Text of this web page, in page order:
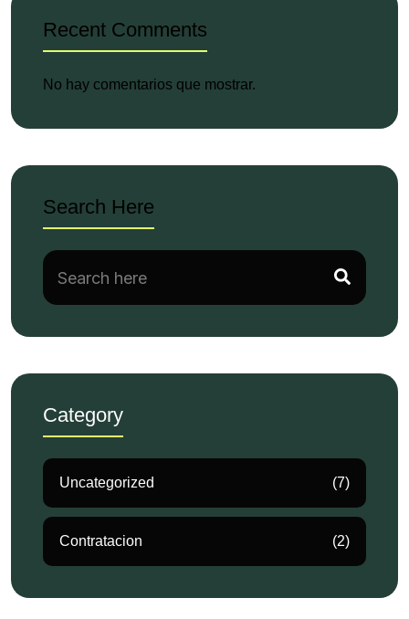
Recent Comments
No hay comentarios que mostrar.
Search Here
Category
Uncategorized (7)
Contratacion (2)